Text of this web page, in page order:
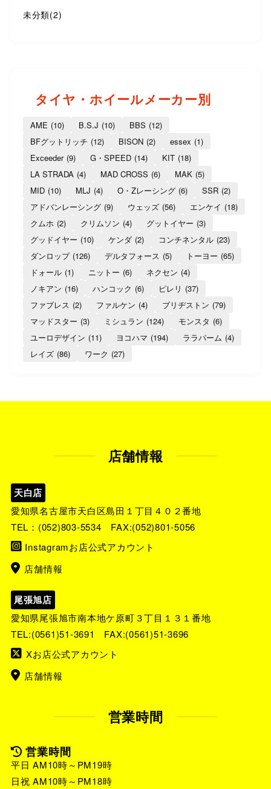
未分類(2)
タイヤ・ホイールメーカー別
AME (10) B.S.J (10) BBS (12)
BFグットリッチ (12) BISON (2) essex (1)
Exceeder (9) G・SPEED (14) KIT (18)
LA STRADA (4) MAD CROSS (6) MAK (5)
MID (10) MLJ (4) O・Zレーシング (6) SSR (2)
アドバンレーシング (9) ウェッズ (56) エンケイ (18)
クムホ (2) クリムソン (4) グットイヤー (3)
グッドイヤー (10) ケンダ (2) コンチネンタル (23)
ダンロップ (126) デルタフォース (5) トーヨー (65)
ドォール (1) ニットー (6) ネクセン (4)
ノキアン (16) ハンコック (6) ピレリ (37)
ファブレス (2) ファルケン (4) ブリヂストン (79)
マッドスター (3) ミシュラン (124) モンスタ (6)
ユーロデザイン (11) ヨコハマ (194) ララパーム (4)
レイズ (86) ワーク (27)
店舗情報
天白店
愛知県名古屋市天白区島田１丁目４０２番地
TEL： (052)803-5534 FAX:(052)801-5056
Instagramお店公式アカウント
店舗情報
尾張旭店
愛知県尾張旭市南本地ケ原町３丁目１３１番地
TEL:(0561)51-3691
FAX:(0561)51-3696
Xお店公式アカウント
店舗情報
営業時間
営業時間
平日 AM10時～PM19時
日祝 AM10時～PM18時